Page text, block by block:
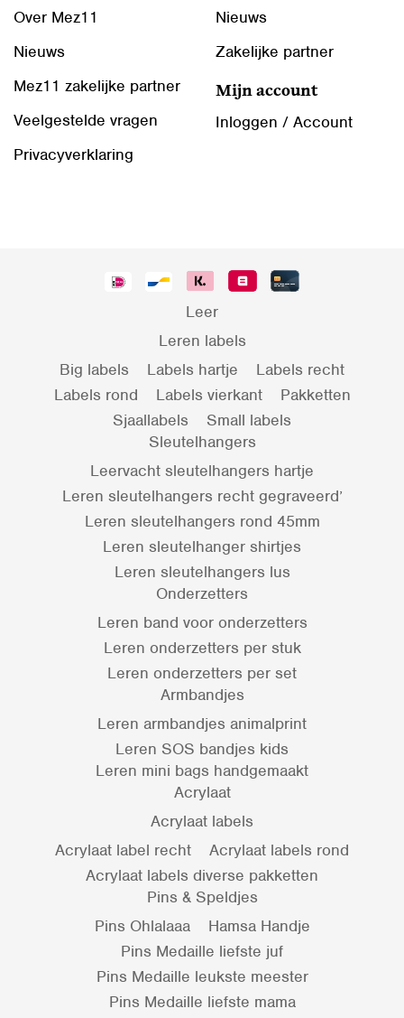
Over Mez11
Nieuws
Mez11 zakelijke partner
Veelgestelde vragen
Privacyverklaring
Nieuws
Zakelijke partner
Mijn account
Inloggen / Account
Leer
Leren labels
Big labels
Labels hartje
Labels recht
Labels rond
Labels vierkant
Pakketten
Sjaallabels
Small labels
Sleutelhangers
Leervacht sleutelhangers hartje
Leren sleutelhangers recht gegraveerd’
Leren sleutelhangers rond 45mm
Leren sleutelhanger shirtjes
Leren sleutelhangers lus
Onderzetters
Leren band voor onderzetters
Leren onderzetters per stuk
Leren onderzetters per set
Armbandjes
Leren armbandjes animalprint
Leren SOS bandjes kids
Leren mini bags handgemaakt
Acrylaat
Acrylaat labels
Acrylaat label recht
Acrylaat labels rond
Acrylaat labels diverse pakketten
Pins & Speldjes
Pins Ohlalaaa
Hamsa Handje
Pins Medaille liefste juf
Pins Medaille leukste meester
Pins Medaille liefste mama